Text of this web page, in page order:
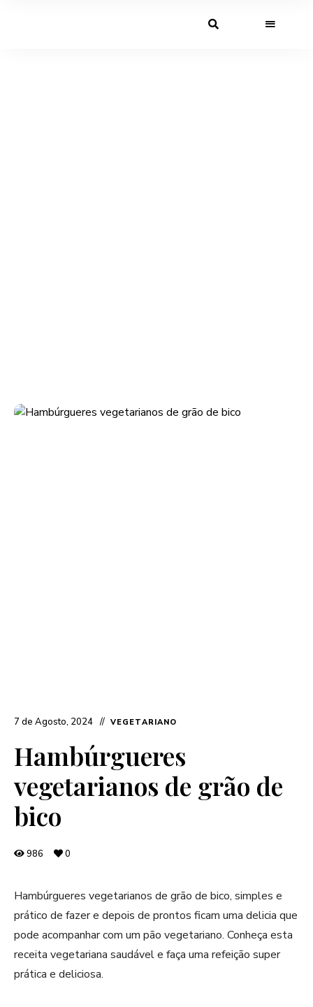
7 de Agosto, 2024 VEGETARIANO
Hambúrgueres
vegetarianos de grão de
bico
986 0
Hambúrgueres vegetarianos de grão de bico, simples e
prático de fazer e depois de prontos ficam uma delicia que
pode acompanhar com um pão vegetariano. Conheça esta
receita vegetariana saudável e faça uma refeição super
prática e deliciosa.